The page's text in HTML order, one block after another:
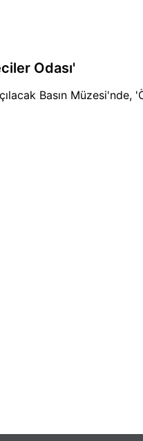
Odası'
Basın Müzesi'nde,